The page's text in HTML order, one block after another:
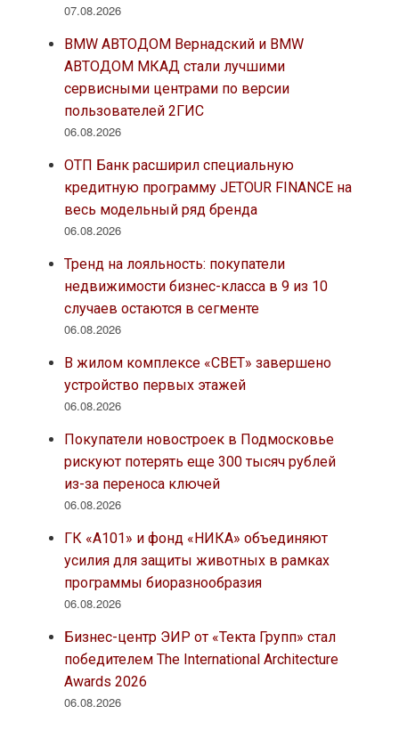
07.08.2026
BMW АВТОДОМ Вернадский и BMW
АВТОДОМ МКАД стали лучшими
сервисными центрами по версии
пользователей 2ГИС
06.08.2026
ОТП Банк расширил специальную
кредитную программу JETOUR FINANCE на
весь модельный ряд бренда
06.08.2026
Тренд на лояльность: покупатели
недвижимости бизнес-класса в 9 из 10
случаев остаются в сегменте
06.08.2026
В жилом комплексе «СВЕТ» завершено
устройство первых этажей
06.08.2026
Покупатели новостроек в Подмосковье
рискуют потерять еще 300 тысяч рублей
из-за переноса ключей
06.08.2026
ГК «А101» и фонд «НИКА» объединяют
усилия для защиты животных в рамках
программы биоразнообразия
06.08.2026
Бизнес-центр ЭИР от «Текта Групп» стал
победителем The International Architecture
Awards 2026
06.08.2026